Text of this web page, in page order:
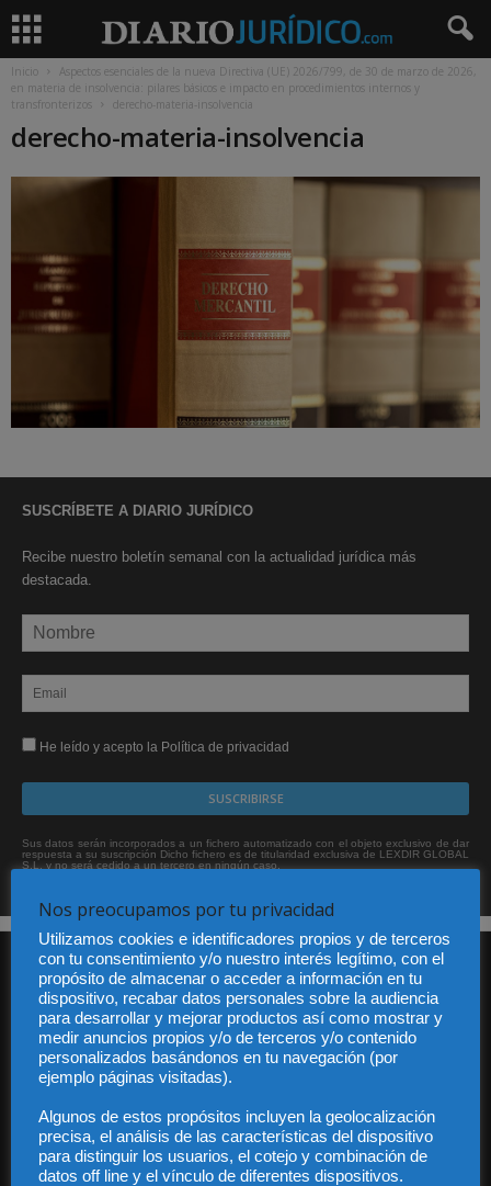
Inicio
Aspectos esenciales de la nueva Directiva (UE) 2026/799, de 30 de marzo de 2026,
en materia de insolvencia: pilares básicos e impacto en procedimientos internos y
transfronterizos
derecho-materia-insolvencia
derecho-materia-insolvencia
SUSCRÍBETE A DIARIO JURÍDICO
Recibe nuestro boletín semanal con la actualidad jurídica más
destacada.
He leído y acepto la Política de privacidad
Sus datos serán incorporados a un fichero automatizado con el objeto exclusivo de dar
respuesta a su suscripción Dicho fichero es de titularidad exclusiva de LEXDIR GLOBAL
S.L. y no será cedido a un tercero en ningún caso.
Audiencia y Publicidad
Legal
Privacidad
Contacto
Nos preocupamos por tu privacidad
Utilizamos cookies e identificadores propios y de terceros
con tu consentimiento y/o nuestro interés legítimo, con el
propósito de almacenar o acceder a información en tu
dispositivo, recabar datos personales sobre la audiencia
para desarrollar y mejorar productos así como mostrar y
medir anuncios propios y/o de terceros y/o contenido
personalizados basándonos en tu navegación (por
ejemplo páginas visitadas).
Algunos de estos propósitos incluyen la geolocalización
precisa, el análisis de las características del dispositivo
para distinguir los usuarios, el cotejo y combinación de
datos off line y el vínculo de diferentes dispositivos.